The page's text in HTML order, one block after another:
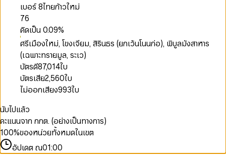
เบอร์ 8ไทยก้าวใหม่
76
คิดเป็น0.09%
ศรีเมืองใหม่, โขงเจียม, สิรินธร (ยกเว้นโนนก่อ), พิบูลมังสาหาร
(เฉพาะทรายมูล, ระเว)
บัตรดี87,014ใบ
บัตรเสีย2,560ใบ
ไม่ออกเสียง993ใบ
นับไปแล้ว
คะแนนจาก กกต. (อย่างเป็นทางการ)
100%ของหน่วยทั้งหมดในเขต
อัปเดต ณ01:00